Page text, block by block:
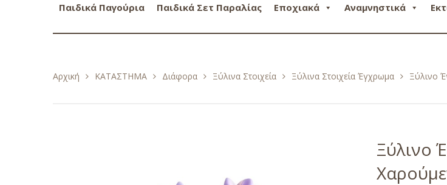
Παιδικά Παγούρια Παιδικά Σετ Παραλίας Εποχιακά Αναμνηστικά
Αρχική ΚΑΤΑΣΤΗΜΑ Διάφορα Ξύλινα Στοιχεία Ξύλινα Στοιχεία Έγχρωμα Ξύλινο
Ξύλινο